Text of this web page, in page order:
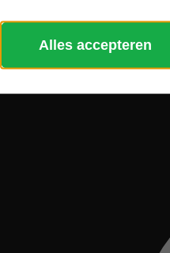
Alles accepteren